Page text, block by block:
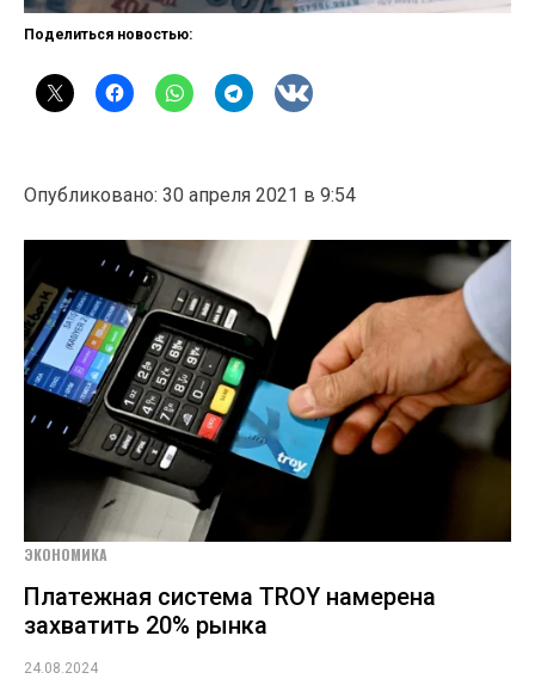
Поделиться новостью:
Опубликовано: 30 апреля 2021 в 9:54
ЭКОНОМИКА
Платежная система TROY намерена
захватить 20% рынка
24.08.2024